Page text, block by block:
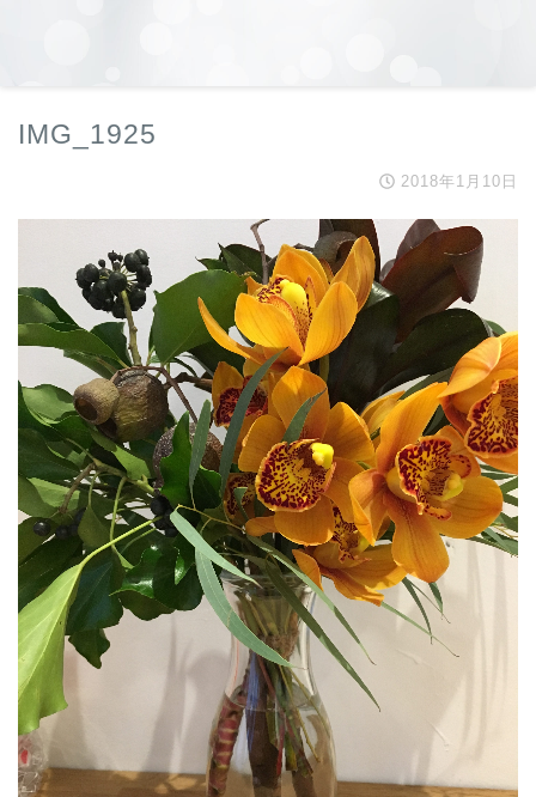
IMG_1925
2018年1月10日